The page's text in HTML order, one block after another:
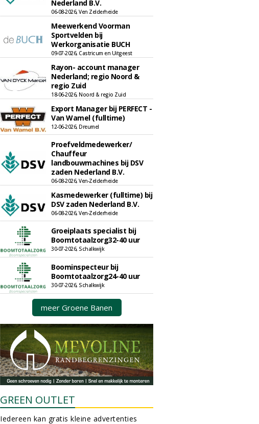
Nederland B.V.
06-08-2026, Ven Zelderheide
Meewerkend Voorman
Sportvelden bij
Werkorganisatie BUCH
09-07-2026, Castricum en Uitgeest
Rayon- account manager
Nederland; regio Noord &
regio Zuid
18-06-2026, Noord & regio Zuid
Export Manager bij PERFECT -
Van Wamel (fulltime)
12-06-2026, Dreumel
Proefveldmedewerker/
Chauffeur
landbouwmachines bij DSV
zaden Nederland B.V.
06-08-2026, Ven-Zelderheide
Kasmedewerker (fulltime) bij
DSV zaden Nederland B.V.
06-08-2026, Ven-Zelderheide
Groeiplaats specialist bij
Boomtotaalzorg32-40 uur
30-07-2026, Schalkwijk
Boominspecteur bij
Boomtotaalzorg24-40 uur
30-07-2026, Schalkwijk
meer Groene Banen
GREEN OUTLET
Iedereen kan gratis kleine advertenties